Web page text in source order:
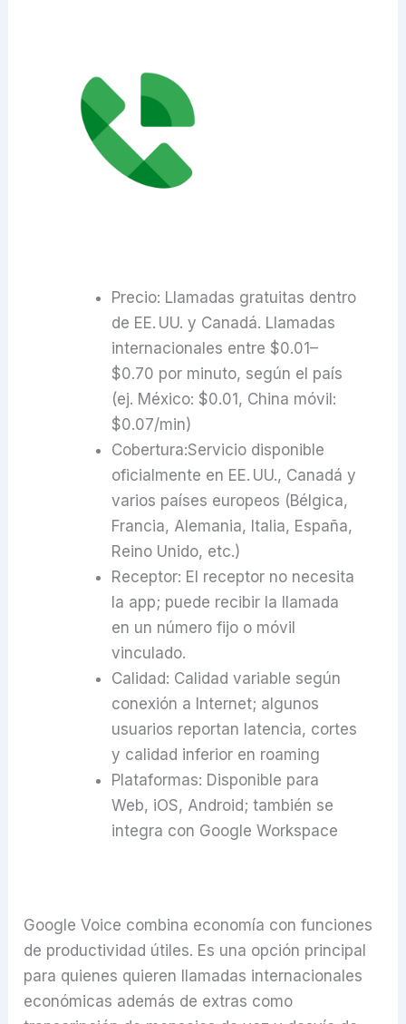
Precio: Llamadas gratuitas dentro
de EE. UU. y Canadá. Llamadas
internacionales entre $0.01–
$0.70 por minuto, según el país
(ej. México: $0.01, China móvil:
$0.07/min)
Cobertura:Servicio disponible
oficialmente en EE. UU., Canadá y
varios países europeos (Bélgica,
Francia, Alemania, Italia, España,
Reino Unido, etc.)
Receptor: El receptor no necesita
la app; puede recibir la llamada
en un número fijo o móvil
vinculado.
Calidad: Calidad variable según
conexión a Internet; algunos
usuarios reportan latencia, cortes
y calidad inferior en roaming
Plataformas: Disponible para
Web, iOS, Android; también se
integra con Google Workspace
Google Voice combina economía con funciones
de productividad útiles. Es una opción principal
para quienes quieren llamadas internacionales
económicas además de extras como